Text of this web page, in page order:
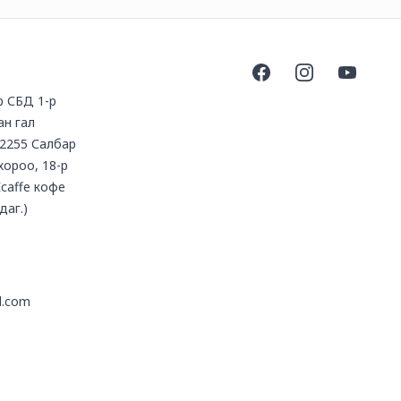
СБД 1-р
гал
Салбар
18-р
кофе
FacebookInstagramYouTube